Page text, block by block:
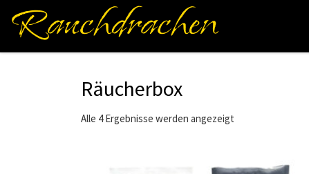
Zum Inhalt springen
Rauchdrachen
Räucherbox
Alle 4 Ergebnisse werden angezeigt